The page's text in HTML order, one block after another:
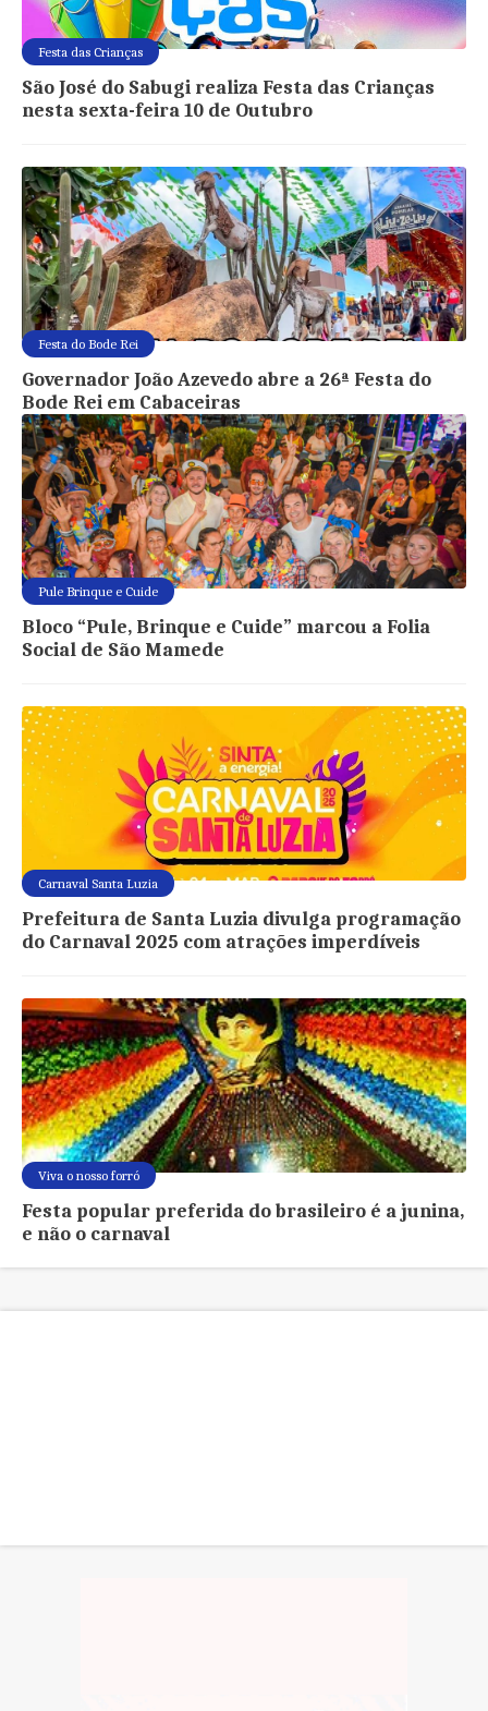
Festa das Crianças
São José do Sabugi realiza Festa das Crianças
nesta sexta-feira 10 de Outubro
Festa do Bode Rei
Governador João Azevedo abre a 26ª Festa do
Bode Rei em Cabaceiras
Pule Brinque e Cuide
Bloco “Pule, Brinque e Cuide” marcou a Folia
Social de São Mamede
Carnaval Santa Luzia
Prefeitura de Santa Luzia divulga programação
do Carnaval 2025 com atrações imperdíveis
Viva o nosso forró
Festa popular preferida do brasileiro é a junina,
e não o carnaval